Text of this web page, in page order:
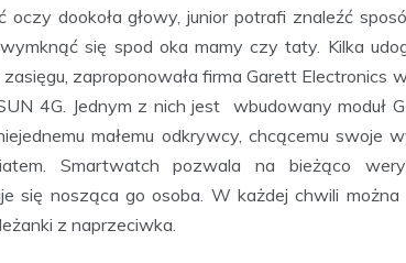
oczy dookoła głowy, junior potrafi znaleźć
się spod oka mamy czy taty. Kilka
zaproponowała firma Garett Electronics
4G. Jednym z nich jest wbudowany moduł
małemu odkrywcy, chcącemu swoje
Smartwatch pozwala na bieżąco
się nosząca go osoba. W każdej chwili
z naprzeciwka.